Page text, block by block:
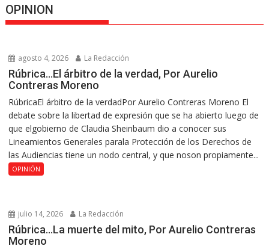
OPINION
agosto 4, 2026 La Redacción
Rúbrica…El árbitro de la verdad, Por Aurelio
Contreras Moreno
RúbricaEl árbitro de la verdadPor Aurelio Contreras Moreno El
debate sobre la libertad de expresión que se ha abierto luego de
que elgobierno de Claudia Sheinbaum dio a conocer sus
Lineamientos Generales parala Protección de los Derechos de
las Audiencias tiene un nodo central, y que noson propiamente...
OPINIÓN
julio 14, 2026 La Redacción
Rúbrica…La muerte del mito, Por Aurelio Contreras
Moreno